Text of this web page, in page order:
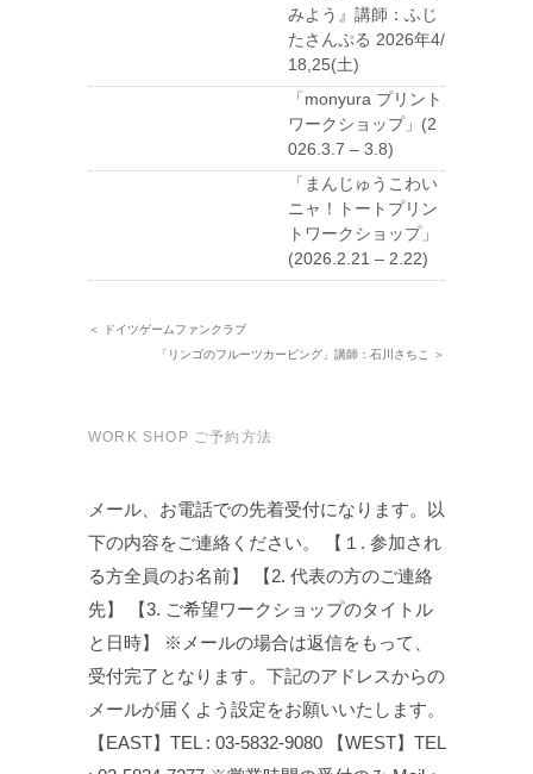
みよう』講師：ふじ
たさんぷる 2026年4/
18,25(土)
「monyura プリント
ワークショップ」(2
026.3.7 – 3.8)
「まんじゅうこわい
ニャ！トートプリン
トワークショップ」
(2026.2.21 – 2.22)
＜ ドイツゲームファンクラブ
「リンゴのフルーツカービング」講師：石川さちこ ＞
WORK SHOP ご予約方法
メール、お電話での先着受付になります。以
下の内容をご連絡ください。 【１. 参加され
る方全員のお名前】 【2. 代表の方のご連絡
先】 【3. ご希望ワークショップのタイトル
と日時】 ※メールの場合は返信をもって、
受付完了となります。下記のアドレスからの
メールが届くよう設定をお願いいたします。
【EAST】TEL : 03-5832-9080 【WEST】TEL